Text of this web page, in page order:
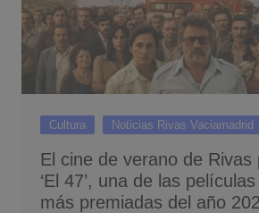
Cultura Noticias Rivas Vaciamadrid
El cine de verano de Rivas
‘El 47’, una de las
más premiadas del año